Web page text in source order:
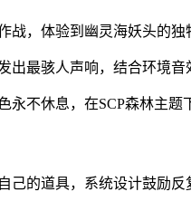
战，体验到幽灵海妖头的独
出最骇人声响，结合环境音
不休息，在SCP森林主题
己的道具，系统设计鼓励反